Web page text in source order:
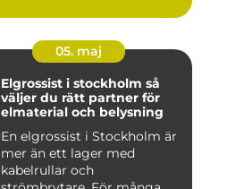
05. maj
Elgrossist i stockholm så
väljer du rätt partner för
elmaterial och belysning
En elgrossist i Stockholm är
mer än ett lager med
kabelrullar och